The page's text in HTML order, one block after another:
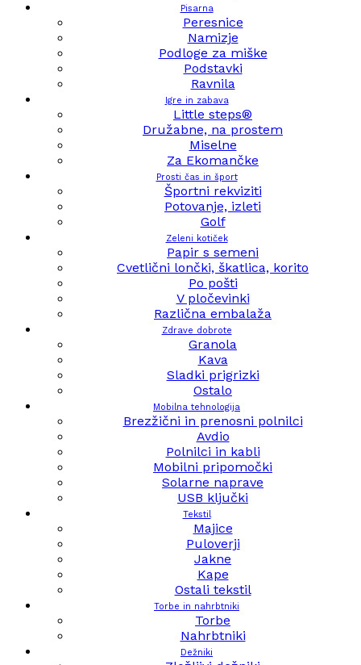
Pisarna
Peresnice
Namizje
Podloge za miške
Podstavki
Ravnila
Igre in zabava
Little steps®
Družabne, na prostem
Miselne
Za Ekomančke
Prosti čas in šport
Športni rekviziti
Potovanje, izleti
Golf
Zeleni kotiček
Papir s semeni
Cvetlični lončki, škatlica, korito
Po pošti
V pločevinki
Različna embalaža
Zdrave dobrote
Granola
Kava
Sladki prigrizki
Ostalo
Mobilna tehnologija
Brezžični in prenosni polnilci
Avdio
Polnilci in kabli
Mobilni pripomočki
Solarne naprave
USB ključki
Tekstil
Majice
Puloverji
Jakne
Kape
Ostali tekstil
Torbe in nahrbtniki
Torbe
Nahrbtniki
Dežniki